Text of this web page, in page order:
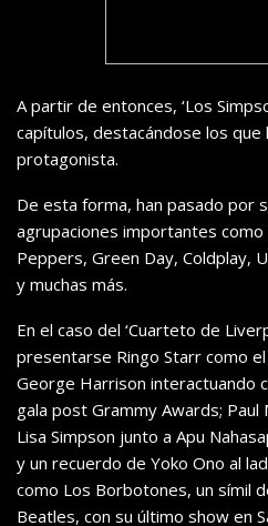
A partir de entonces, ‘Los
capítulos, destacándose los que
protagonista.
De esta forma, han pasado por
agrupaciones importantes
Peppers, Green Day, Coldplay,
y muchas más.
En el caso del ‘Cuarteto de
presentarse Ringo Starr como
George Harrison interactuando
gala post Grammy Awards; Paul
Lisa Simpson junto a Apu
y un recuerdo de Yoko Ono al
como Los Borbotones, un símil
Beatles, con su último show en